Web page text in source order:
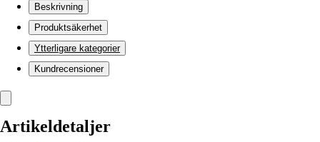
Beskrivning
Produktsäkerhet
Ytterligare kategorier
Kundrecensioner
Artikeldetaljer